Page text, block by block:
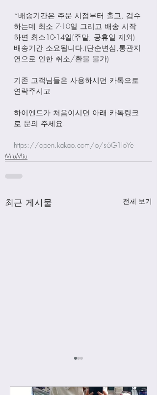
*배송기간은 주문 시점부터 출고, 검수
하는데 최소 7-10일 그리고 배송 시작
하면 최소10-14일(주말, 공휴일 제외)
배송기간 소요됩니다.(단순변심,통관지
연으로 인한 취소/환불 불가)
기존 고객님들은 사용하시던 카톡으로
연락주시고
하이엔드가 처음이시면 아래 카톡링크
로 문의 주세요.
https://open.kakao.com/o/s6G1loYe
MiuMiu
최근 게시물 전체 보기